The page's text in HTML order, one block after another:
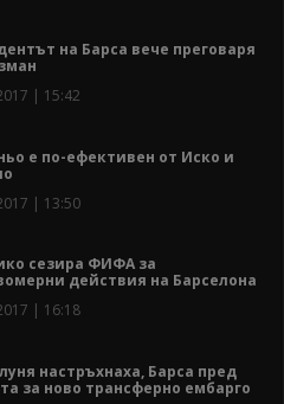
на Барса вече преговаря
| 15:42
е по-ефективен от Иско и
| 13:50
сезира ФИФА за
действия на Барселона
| 16:18
настръхнаха, Барса пред
за ново трансферно ембарго